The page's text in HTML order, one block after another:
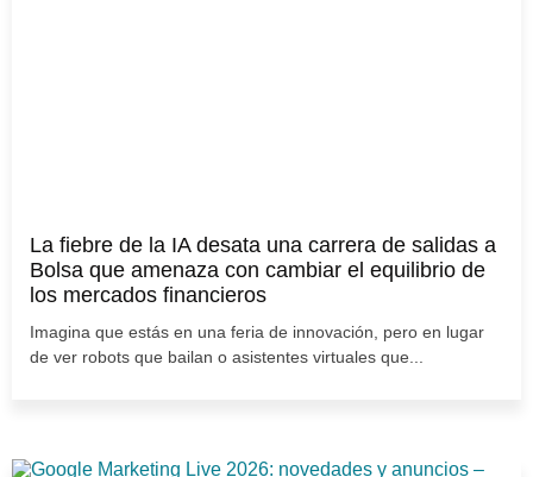
La fiebre de la IA desata una carrera de salidas a
Bolsa que amenaza con cambiar el equilibrio de
los mercados financieros
Imagina que estás en una feria de innovación, pero en lugar
de ver robots que bailan o asistentes virtuales que...